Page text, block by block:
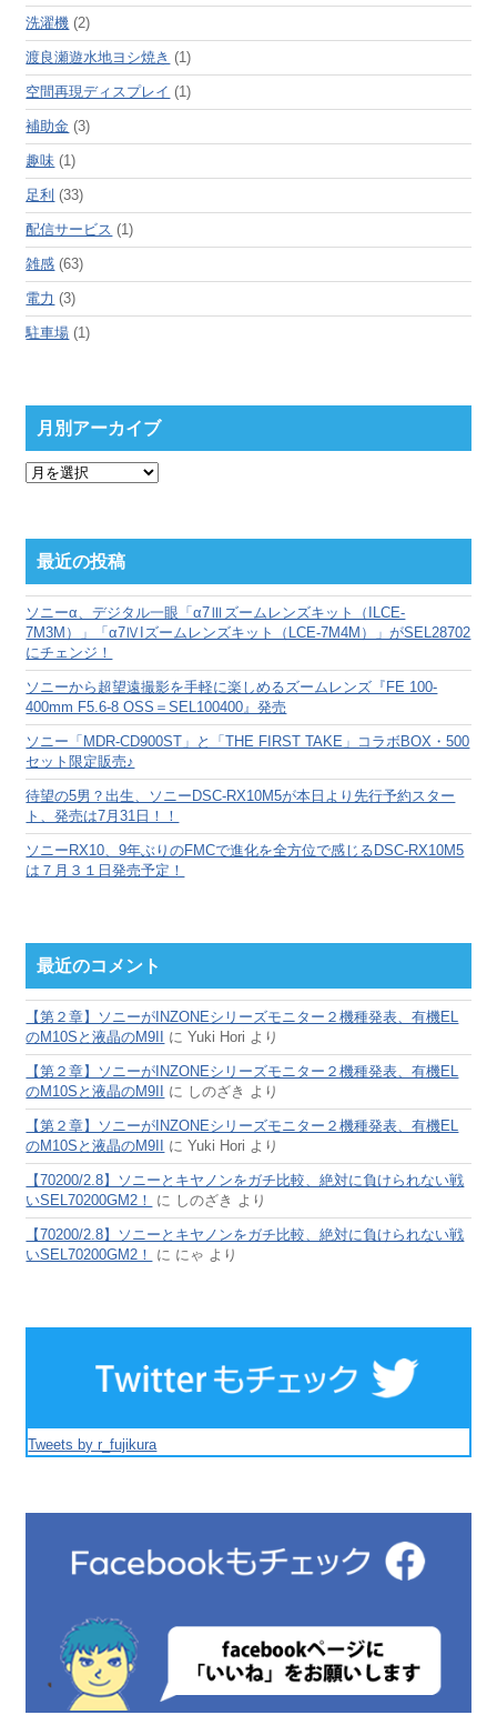
洗濯機 (2)
渡良瀬遊水地ヨシ焼き (1)
空間再現ディスプレイ (1)
補助金 (3)
趣味 (1)
足利 (33)
配信サービス (1)
雑感 (63)
電力 (3)
駐車場 (1)
月別アーカイブ
月
ー
カ
ブ
最近の投稿
ソニーα、デジタル一眼「α7Ⅲズームレンズキット（ILCE-
7M3M）」「α7ⅣIズームレンズキット（LCE-7M4M）」がSEL28702
にチェンジ！
ソニーから超望遠撮影を手軽に楽しめるズームレンズ『FE 100-
400mm F5.6-8 OSS＝SEL100400』発売
ソニー「MDR-CD900ST」と「THE FIRST TAKE」コラボBOX・500
セット限定販売♪
待望の5男？出生、ソニーDSC-RX10M5が本日より先行予約スター
ト、発売は7月31日！！
ソニーRX10、9年ぶりのFMCで進化を全方位で感じるDSC-RX10M5
は７月３１日発売予定！
最近のコメント
【第２章】ソニーがINZONEシリーズモニター２機種発表、有機EL
のM10Sと液晶のM9II
にYuki Hori より
【第２章】ソニーがINZONEシリーズモニター２機種発表、有機EL
のM10Sと液晶のM9II
に しのざき より
【第２章】ソニーがINZONEシリーズモニター２機種発表、有機EL
のM10Sと液晶のM9II
にYuki Hori より
【70200/2.8】ソニーとキヤノンをガチ比較、絶対に負けられない戦
いSEL70200GM2！
に しのざき より
【70200/2.8】ソニーとキヤノンをガチ比較、絶対に負けられない戦
いSEL70200GM2！
に にゃ より
Tweets by r_fujikura